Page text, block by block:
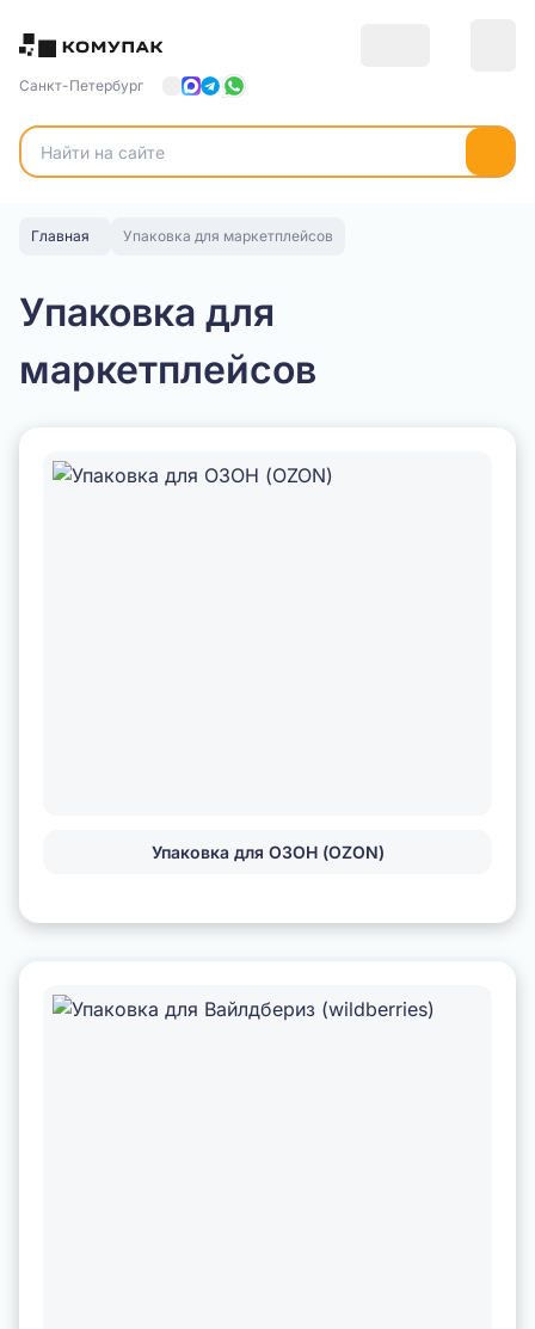
Санкт-Петербург
Главная Упаковка для маркетплейсов
Упаковка для
маркетплейсов
Упаковка для ОЗОН (OZON)